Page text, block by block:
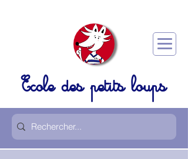
Ecole des petits loups